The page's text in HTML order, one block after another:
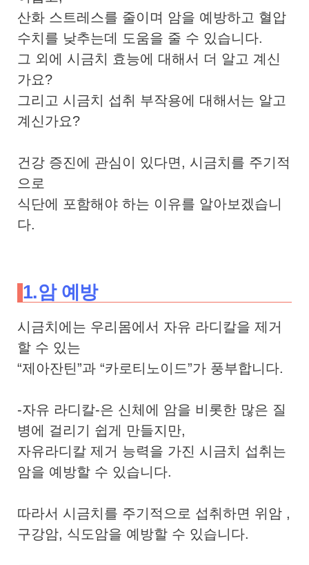
산화 스트레스를 줄이며 암을 예방하고 혈압
수치를 낮추는데 도움을 줄 수 있습니다.
그 외에 시금치 효능에 대해서 더 알고 계신
가요?
그리고 시금치 섭취 부작용에 대해서는 알고
계신가요?
건강 증진에 관심이 있다면, 시금치를 주기적
으로
식단에 포함해야 하는 이유를 알아보겠습니
다.
1.암 예방
시금치에는 우리몸에서 자유 라디칼을 제거
할 수 있는
“제아잔틴”과 “카로티노이드”가 풍부합니다.
-자유 라디칼-은 신체에 암을 비롯한 많은 질
병에 걸리기 쉽게 만들지만,
자유라디칼 제거 능력을 가진 시금치 섭취는
암을 예방할 수 있습니다.
따라서 시금치를 주기적으로 섭취하면 위암 ,
구강암, 식도암을 예방할 수 있습니다.